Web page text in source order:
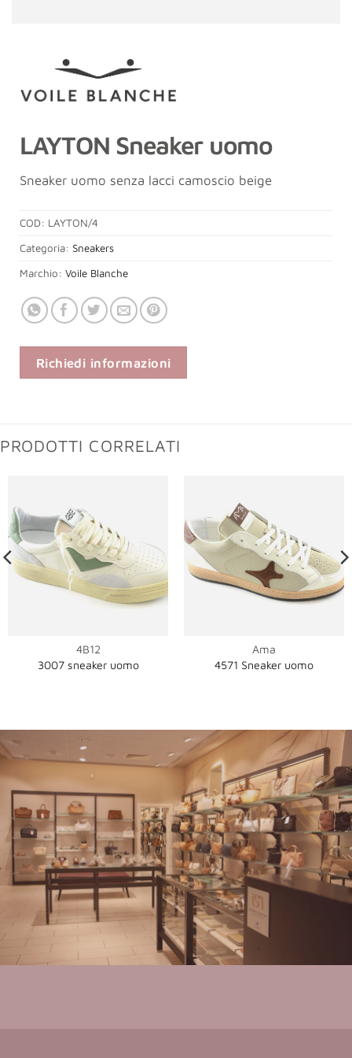
LAYTON Sneaker uomo
Sneaker uomo senza lacci camoscio beige
COD: LAYTON/4
Categoria: Sneakers
Marchio: Voile Blanche
Richiedi informazioni
PRODOTTI CORRELATI
4B12
3007 sneaker uomo
Ama
4571 Sneaker uomo